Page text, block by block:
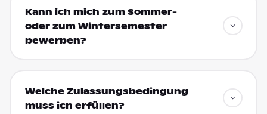
Kann ich mich zum Sommer-
oder zum Wintersemester
bewerben?
Welche Zulassungsbedingung
muss ich erfüllen?